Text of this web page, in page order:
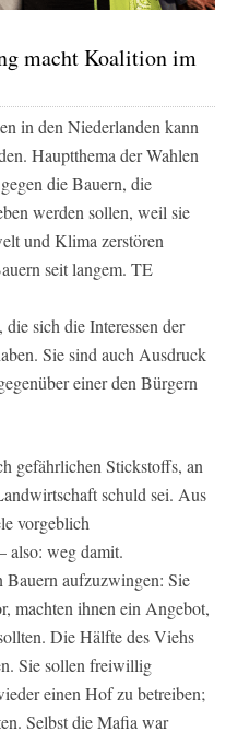
macht Koalition im
in den Niederlanden kann
Hauptthema der Wahlen
die Bauern, die
werden sollen, weil sie
und Klima zerstören
seit langem. TE
sich die Interessen der
Sie sind auch Ausdruck
einer den Bürgern
gefährlichen Stickstoffs, an
schuld sei. Aus
vorgeblich
also: weg damit.
Bauern aufzuzwingen: Sie
machten ihnen ein Angebot,
Die Hälfte des Viehs
Sie sollen freiwillig
einen Hof zu betreiben;
Selbst die Mafia war